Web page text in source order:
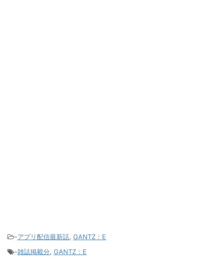
-アプリ配信最新話, GANTZ：E
-雑誌掲載分, GANTZ：E